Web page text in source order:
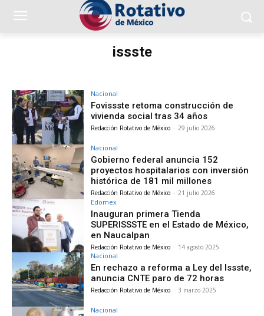
issste
Nacional
Fovissste retoma construcción de
vivienda social tras 34 años
Redacción Rotativo de México - 29 julio 2026
Nacional
Gobierno federal anuncia 152
proyectos hospitalarios con inversión
histórica de 181 mil millones
Redacción Rotativo de México - 21 julio 2026
Edomex
Inauguran primera Tienda
SUPERISSSTE en el Estado de México,
en Naucalpan
Redacción Rotativo de México - 14 agosto 2025
Nacional
En rechazo a reforma a Ley del Issste,
anuncia CNTE paro de 72 horas
Redacción Rotativo de México - 3 marzo 2025
Nacional